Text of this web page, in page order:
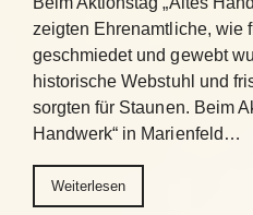
zeigten Ehrenamtliche, wie
geschmiedet und gewebt
historische Webstuhl und
sorgten für Staunen. Beim
Handwerk“ in Marienfeld…
Weiterlesen